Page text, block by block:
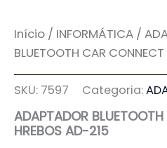
Início / INFORMÁTICA /
BLUETOOTH CAR
SKU: 7597 Categoria:
ADAPTADOR
HREBOS AD-215